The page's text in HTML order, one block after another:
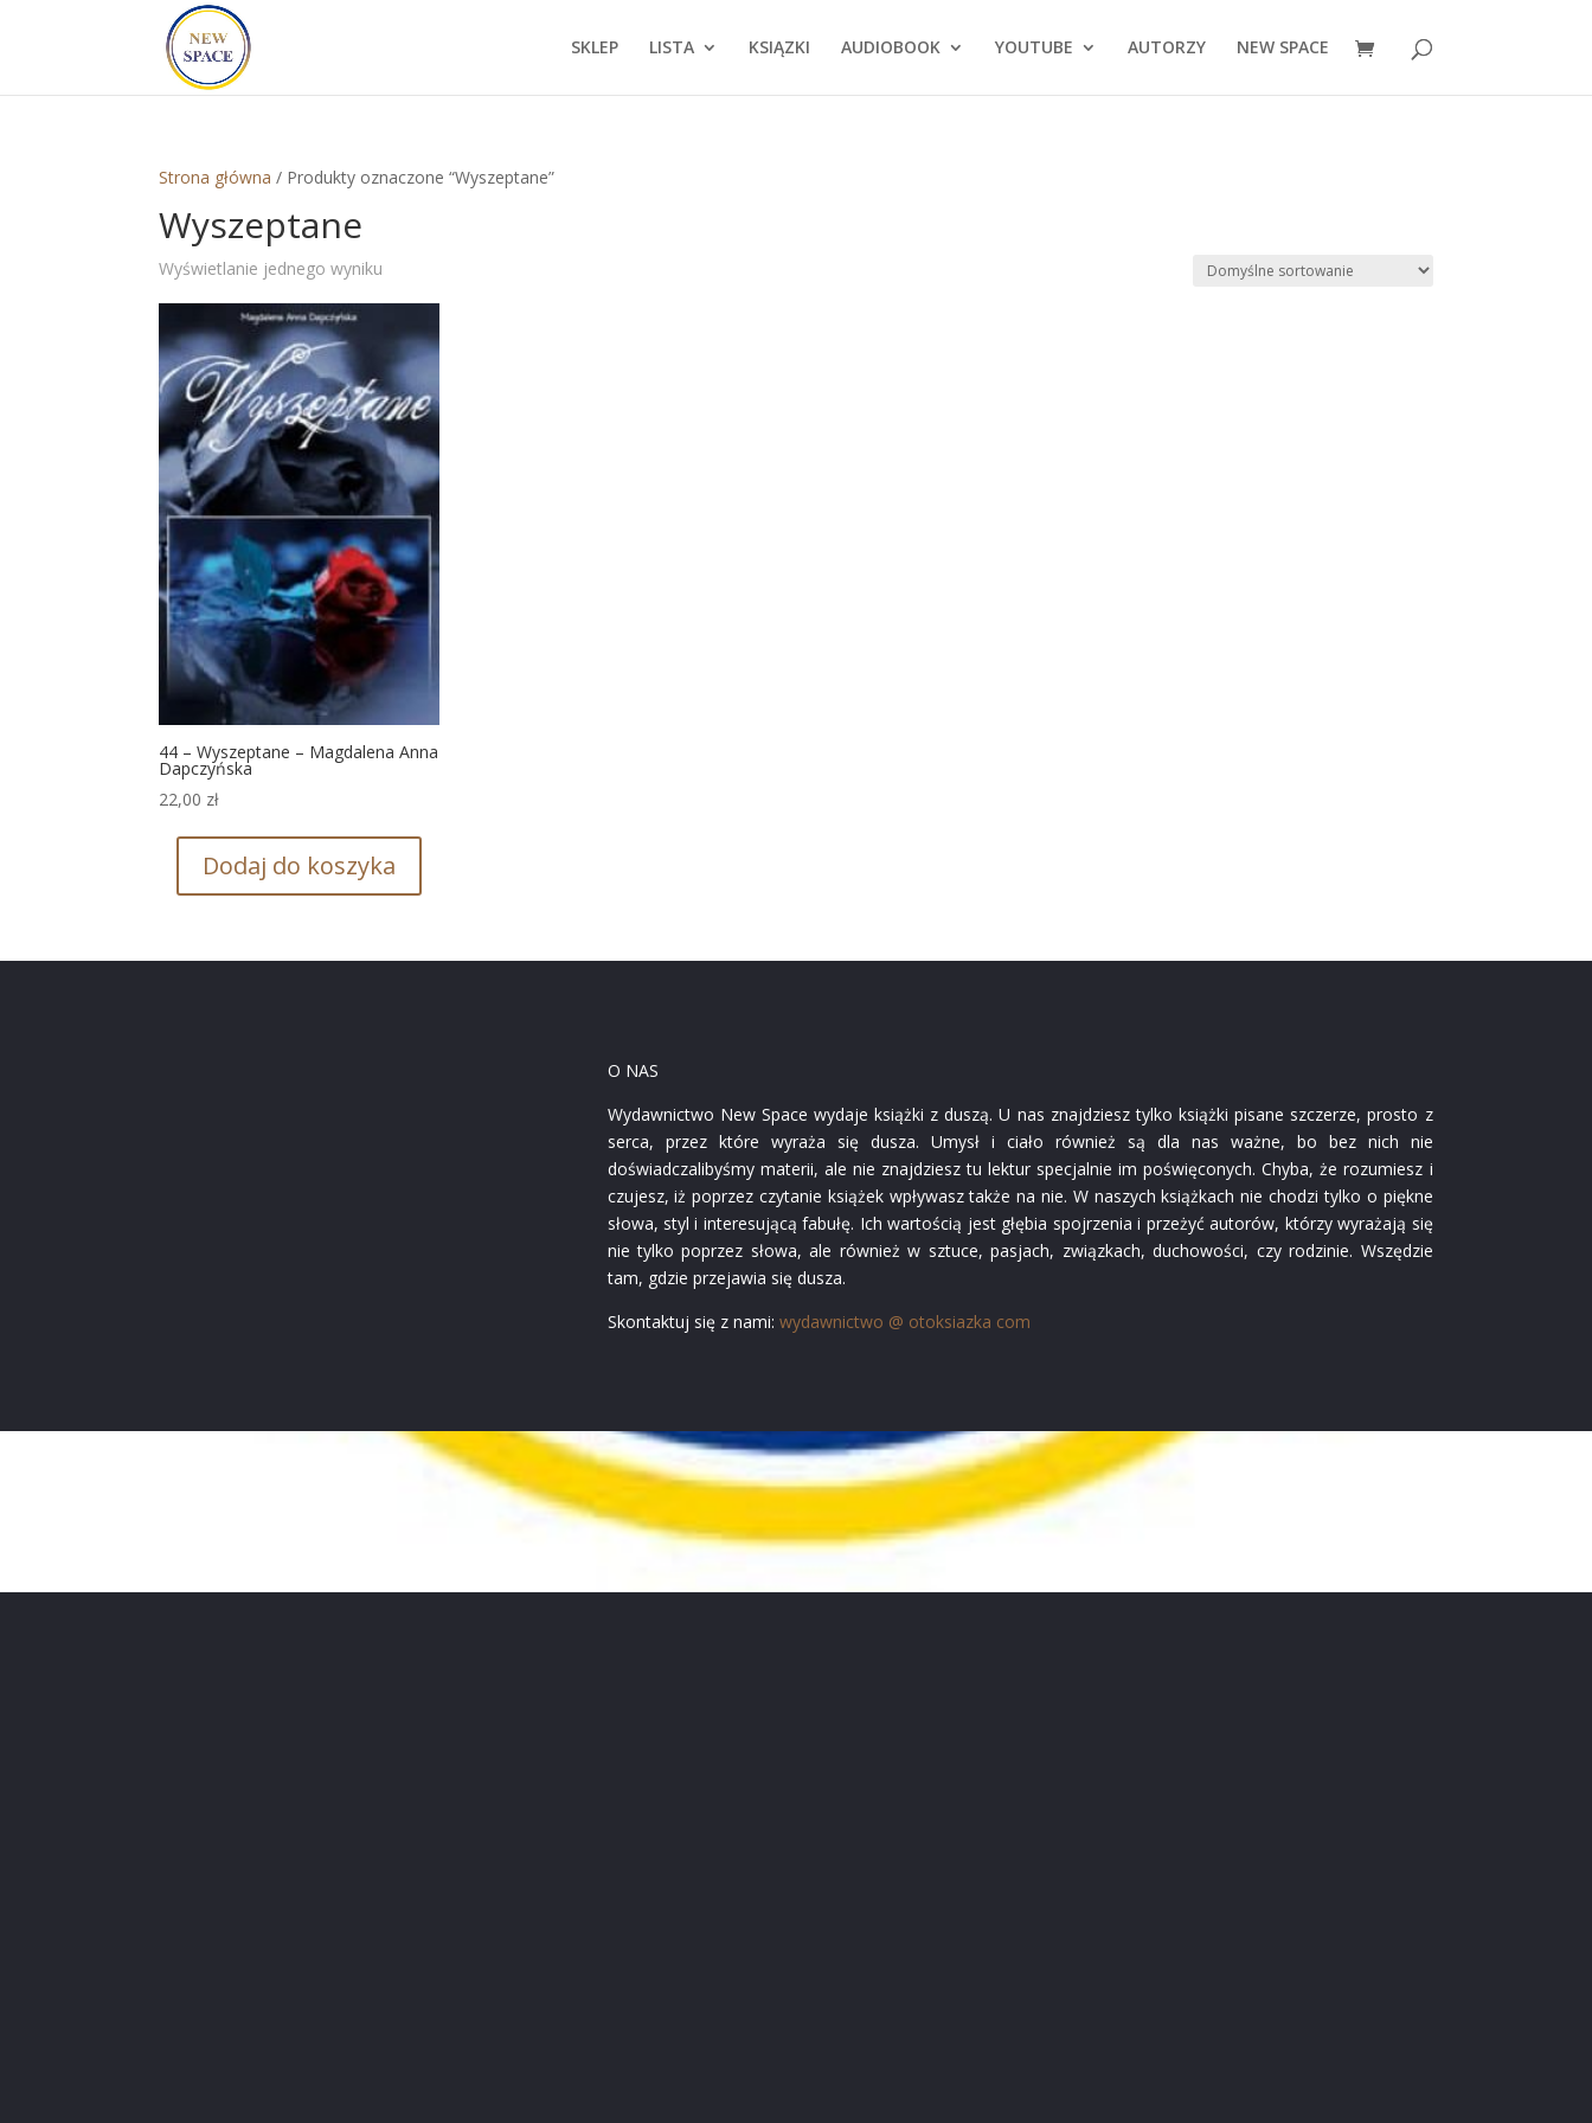
SKLEP LISTA KSIĄZKI AUDIOBOOK YOUTUBE AUTORZY NEW SPACE
Strona główna / Produkty oznaczone “Wyszeptane”
Wyszeptane
Wyświetlanie jednego wyniku
44 – Wyszeptane – Magdalena Anna
Dapczyńska
22,00 zł
Dodaj do koszyka
O NAS
Wydawnictwo New Space wydaje książki z duszą. U nas znajdziesz tylko książki pisane szczerze, prosto z
serca, przez które wyraża się dusza. Umysł i ciało również są dla nas ważne, bo bez nich nie
doświadczalibyśmy materii, ale nie znajdziesz tu lektur specjalnie im poświęconych. Chyba, że rozumiesz i
czujesz, iż poprzez czytanie książek wpływasz także na nie. W naszych książkach nie chodzi tylko o piękne
słowa, styl i interesującą fabułę. Ich wartością jest głębia spojrzenia i przeżyć autorów, którzy wyrażają się
nie tylko poprzez słowa, ale również w sztuce, pasjach, związkach, duchowości, czy rodzinie. Wszędzie
tam, gdzie przejawia się dusza.
Skontaktuj się z nami: wydawnictwo @ otoksiazka com